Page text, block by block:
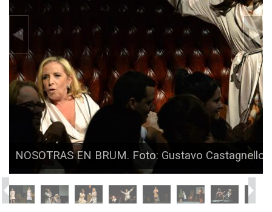
NOSOTRAS EN BRUM. Foto: Gustavo Castagnello